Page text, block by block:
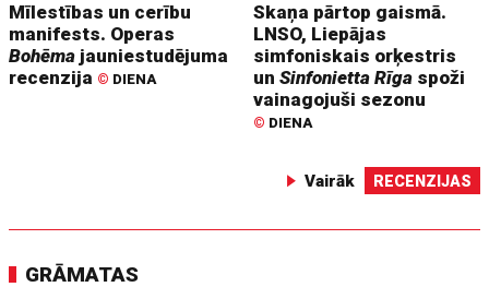
Mīlestības un cerību
manifests. Operas
Bohēma jauniestudējuma
recenzija © DIENA
Skaņa pārtop gaismā.
LNSO, Liepājas
simfoniskais orķestris
unSinfonietta Rīga spoži
vainagojuši sezonu
© DIENA
Vairāk RECENZIJAS
GRĀMATAS